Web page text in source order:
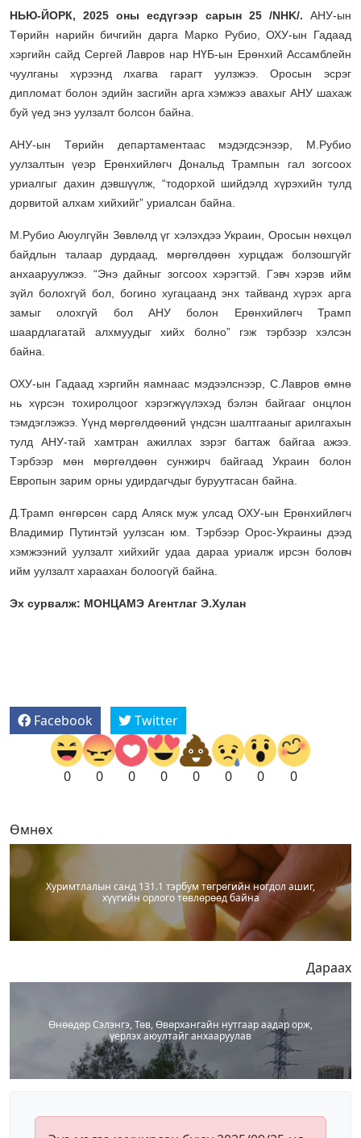
НЬЮ-ЙОРК, 2025 оны есдүгээр сарын 25 /NHK/. АНУ-ын
Төрийн нарийн бичгийн дарга Марко Рубио, ОХУ-ын Гадаад
хэргийн сайд Сергей Лавров нар НҮБ-ын Ерөнхий Ассамблейн
чуулганы хүрээнд лхагва гарагт уулзжээ. Оросын эсрэг
дипломат болон эдийн засгийн арга хэмжээ авахыг АНУ шахаж
буй үед энэ уулзалт болсон байна.
АНУ-ын Төрийн департаментаас мэдэгдсэнээр, М.Рубио
уулзалтын үеэр Ерөнхийлөгч Дональд Трампын гал зогсоох
уриалгыг дахин дэвшүүлж, “тодорхой шийдэлд хүрэхийн тулд
дорвитой алхам хийхийг” уриалсан байна.
М.Рубио Аюулгүйн Зөвлөлд үг хэлэхдээ Украин, Оросын нөхцөл
байдлын талаар дурдаад, мөргөлдөөн хурцдаж болзошгүйг
анхааруулжээ. “Энэ дайныг зогсоох хэрэгтэй. Гэвч хэрэв ийм
зүйл болохгүй бол, богино хугацаанд энх тайванд хүрэх арга
замыг олохгүй бол АНУ болон Ерөнхийлөгч Трамп
шаардлагатай алхмуудыг хийх болно” гэж тэрбээр хэлсэн
байна.
ОХУ-ын Гадаад хэргийн яамнаас мэдээлснээр, С.Лавров өмнө
нь хүрсэн тохиролцоог хэрэгжүүлэхэд бэлэн байгааг онцлон
тэмдэглэжээ. Үүнд мөргөлдөөний үндсэн шалтгааныг арилгахын
тулд АНУ-тай хамтран ажиллах зэрэг багтаж байгаа ажээ.
Тэрбээр мөн мөргөлдөөн сунжирч байгаад Украин болон
Европын зарим орны удирдагчдыг буруутгасан байна.
Д.Трамп өнгөрсөн сард Аляск муж улсад ОХУ-ын Ерөнхийлөгч
Владимир Путинтэй уулзсан юм. Тэрбээр Орос-Украины дээд
хэмжээний уулзалт хийхийг удаа дараа уриалж ирсэн боловч
ийм уулзалт хараахан болоогүй байна.
Эх сурвалж: МОНЦАМЭ Агентлаг Э.Хулан
Facebook Twitter
0 0 0 0 0 0 0 0
Өмнөх
Хуримтлалын санд 131.1 тэрбум төгрөгийн ногдол ашиг,
хүүгийн орлого төвлөрөөд байна
Дараах
Өнөөдөр Сэлэнгэ, Төв, Өвөрхангайн нутгаар аадар орж,
үерлэх аюултайг анхааруулав